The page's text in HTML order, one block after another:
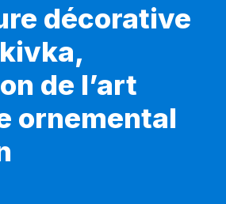
décorative
de l’art
ornemental